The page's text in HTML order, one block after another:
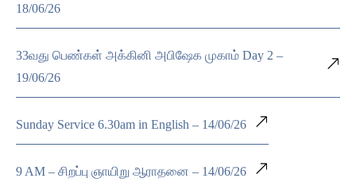
18/06/26
33வது பெண்கள் அக்கினி அபிஷேக முகாம் Day 2 –
19/06/26
Sunday Service 6.30am in English – 14/06/26
9 AM – சிறப்பு ஞாயிறு ஆராதனை – 14/06/26